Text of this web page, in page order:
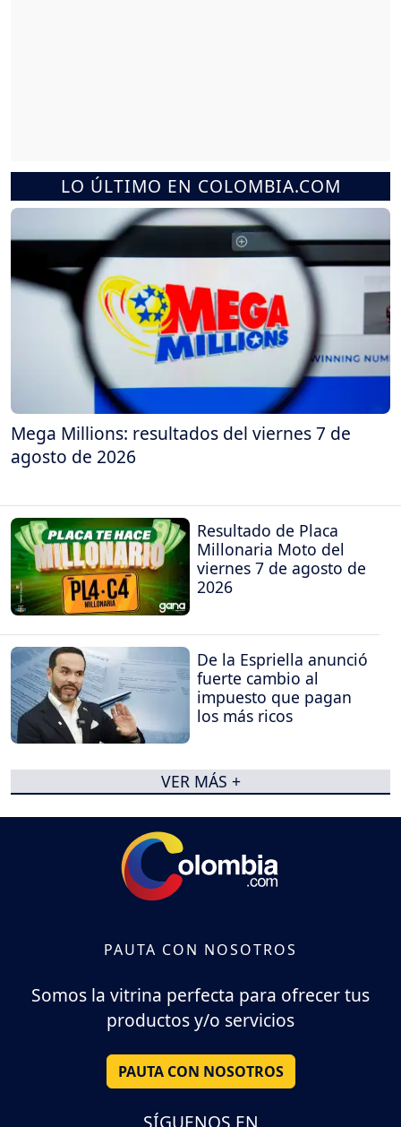
LO ÚLTIMO EN COLOMBIA.COM
Mega Millions: resultados del viernes 7 de
agosto de 2026
Resultado de Placa
Millonaria Moto del
viernes 7 de agosto de
2026
De la Espriella anunció
fuerte cambio al
impuesto que pagan
los más ricos
VER MÁS +
PAUTA CON NOSOTROS
Somos la vitrina perfecta para ofrecer tus
productos y/o servicios
PAUTA CON NOSOTROS